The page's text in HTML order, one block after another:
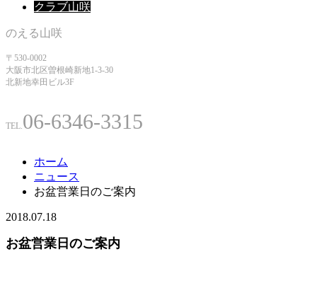
クラブ山咲
のえる山咲
〒530-0002
大阪市北区曽根崎新地1-3-30
北新地幸田ビル3F
TEL.06-6346-3315
ホーム
ニュース
お盆営業日のご案内
2018.07.18
お盆営業日のご案内